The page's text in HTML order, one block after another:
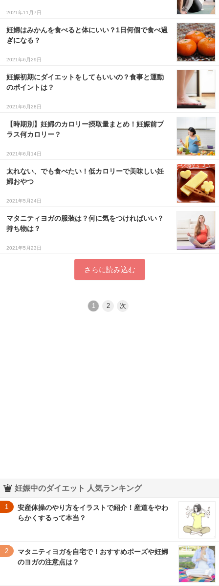
2021年11月7日
妊婦はみかんを食べると体にいい？1日何個で食べ過
ぎになる？
2021年6月29日
妊娠初期にダイエットをしてもいいの？食事と運動
のポイントは？
2021年6月28日
【時期別】妊婦のカロリー摂取量まとめ！妊娠前プ
ラス何カロリー？
2021年6月14日
太れない、でも食べたい！低カロリーで美味しい妊
婦おやつ
2021年5月24日
マタニティヨガの服装は？何に気をつければいい？
持ち物は？
2021年5月23日
さらに読み込む
1 2 次
妊娠中のダイエット 人気ランキング
1
安産体操のやり方をイラストで紹介！産道をやわ
らかくするって本当？
2
マタニティヨガを自宅で！おすすめポーズや妊婦
のヨガの注意点は？